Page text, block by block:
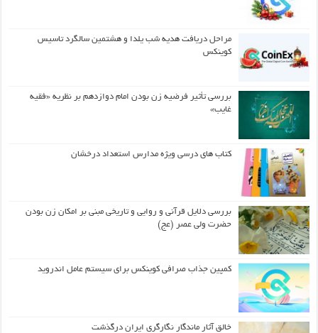
مراحل دریافت هدیه شب یلدا و هشتمین سالگرد تاسیس
کوینکس
بررسی تأثیر فرضیه زن بودن امام دوازدهم بر نظریه «فقیه
غایب»
کتاب های درسی ویژه مدارس استعداد درخشان
بررسی دلایل قرآنی و روایی و تاریخی مبنی بر امکان زن بودن
حضرت ولی عصر (عج)
کمپین جذاب صرافی کوینکس برای سیستم عامل اندروید
خالق آثار ماندگار نگارگری ایران درگذشت